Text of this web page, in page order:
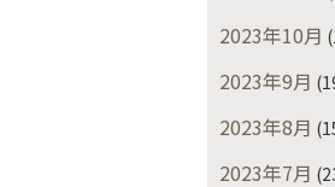
2023年10月
2023年9月
2023年8月
2023年7月